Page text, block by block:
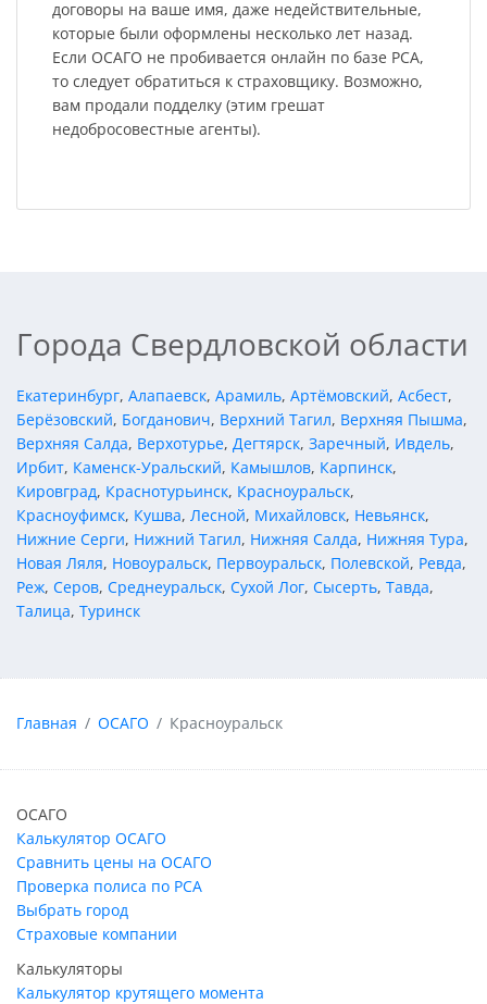
договоры на ваше имя, даже недействительные,
которые были оформлены несколько лет назад.
Если ОСАГО не пробивается онлайн по базе РСА,
то следует обратиться к страховщику. Возможно,
вам продали подделку (этим грешат
недобросовестные агенты).
Города Свердловской области
Екатеринбург, Алапаевск, Арамиль, Артёмовский, Асбест,
Берёзовский, Богданович, Верхний Тагил, Верхняя Пышма,
Верхняя Салда, Верхотурье, Дегтярск, Заречный, Ивдель,
Ирбит, Каменск-Уральский, Камышлов, Карпинск,
Кировград, Краснотурьинск, Красноуральск,
Красноуфимск, Кушва, Лесной, Михайловск, Невьянск,
Нижние Серги, Нижний Тагил, Нижняя Салда, Нижняя Тура,
Новая Ляля, Новоуральск, Первоуральск, Полевской, Ревда,
Реж, Серов, Среднеуральск, Сухой Лог, Сысерть, Тавда,
Талица, Туринск
Главная ОСАГО Красноуральск
ОСАГО
Калькулятор ОСАГО
Сравнить цены на ОСАГО
Проверка полиса по РСА
Выбрать город
Страховые компании
Калькуляторы
Калькулятор крутящего момента